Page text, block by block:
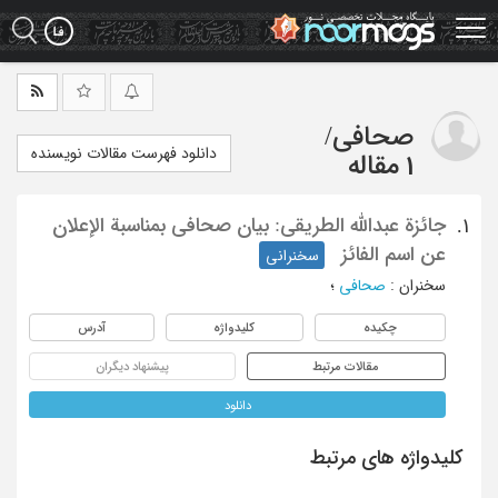
Skip
to
main
صحافی/
1 مقاله
دانلود فهرست مقالات نویسنده
1.
جائزة عبدالله الطریقی: بیان صحافی بمناسبة الإعلان
عن اسم الفائز
سخنرانی
سخنران : صحافی ؛
چکیده کلیدواژه آدرس
مقالات مرتبط پیشنهاد دیگران
دانلود
کلیدواژه های مرتبط